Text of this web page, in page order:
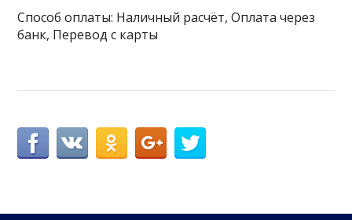
Способ оплаты: Наличный расчёт, Оплата через
банк, Перевод с карты